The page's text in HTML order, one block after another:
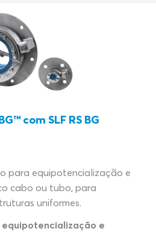
com SLF RS BG
para equipotencialização e
cabo ou tubo, para
uniformes.
e